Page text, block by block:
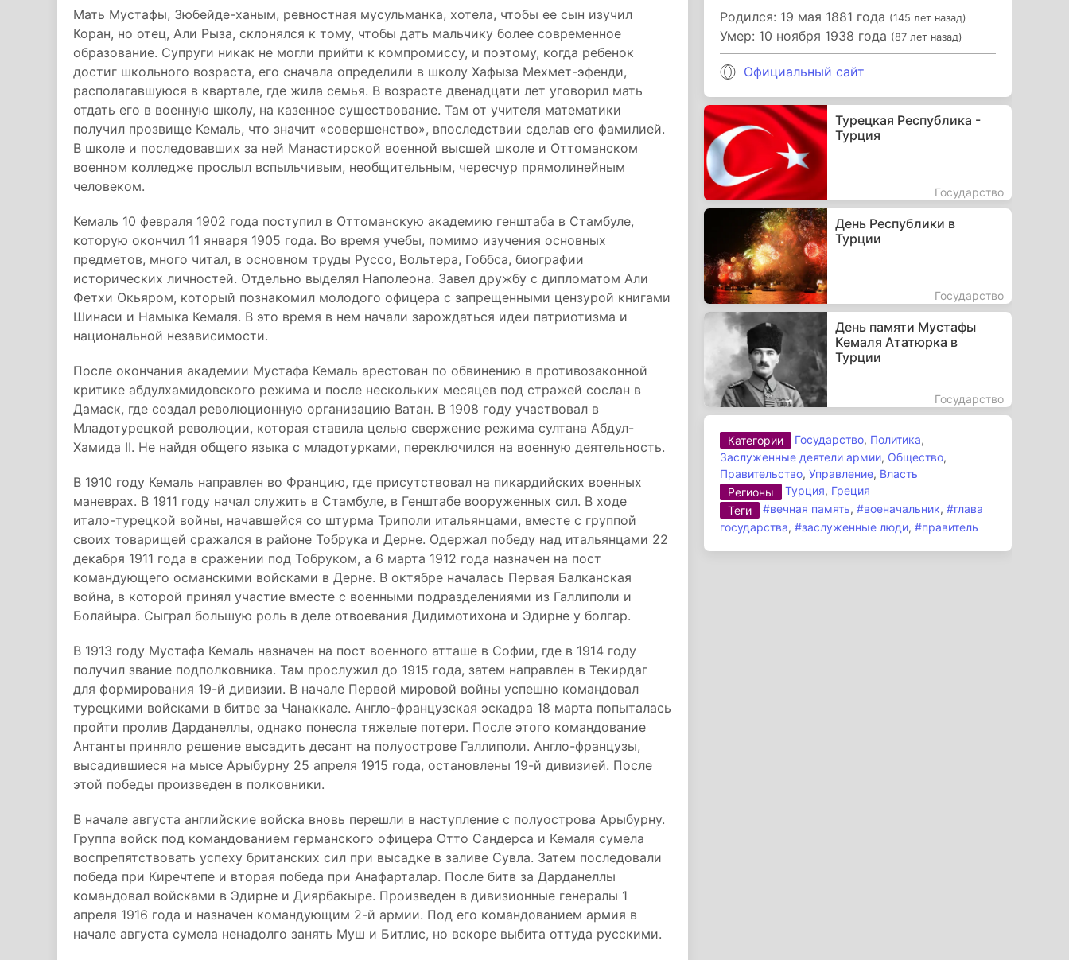
Мать Мустафы, Зюбейде-ханым, ревностная мусульманка, хотела, чтобы ее сын изучил
Коран, но отец, Али Рыза, склонялся к тому, чтобы дать мальчику более современное
образование. Супруги никак не могли прийти к компромиссу, и поэтому, когда ребенок
достиг школьного возраста, его сначала определили в школу Хафыза Мехмет-эфенди,
располагавшуюся в квартале, где жила семья. В возрасте двенадцати лет уговорил мать
отдать его в военную школу, на казенное существование. Там от учителя математики
получил прозвище Кемаль, что значит «совершенство», впоследствии сделав его фамилией.
В школе и последовавших за ней Манастирской военной высшей школе и Оттоманском
военном колледже прослыл вспыльчивым, необщительным, чересчур прямолинейным
человеком.
Кемаль 10 февраля 1902 года поступил в Оттоманскую академию генштаба в Стамбуле,
которую окончил 11 января 1905 года. Во время учебы, помимо изучения основных
предметов, много читал, в основном труды Руссо, Вольтера, Гоббса, биографии
исторических личностей. Отдельно выделял Наполеона. Завел дружбу с дипломатом Али
Фетхи Окьяром, который познакомил молодого офицера с запрещенными цензурой книгами
Шинаси и Намыка Кемаля. В это время в нем начали зарождаться идеи патриотизма и
национальной независимости.
После окончания академии Мустафа Кемаль арестован по обвинению в противозаконной
критике абдулхамидовского режима и после нескольких месяцев под стражей сослан в
Дамаск, где создал революционную организацию Ватан. В 1908 году участвовал в
Младотурецкой революции, которая ставила целью свержение режима султана Абдул-
Хамида II. Не найдя общего языка с младотурками, переключился на военную деятельность.
В 1910 году Кемаль направлен во Францию, где присутствовал на пикардийских военных
маневрах. В 1911 году начал служить в Стамбуле, в Генштабе вооруженных сил. В ходе
итало-турецкой войны, начавшейся со штурма Триполи итальянцами, вместе с группой
своих товарищей сражался в районе Тобрука и Дерне. Одержал победу над итальянцами 22
декабря 1911 года в сражении под Тобруком, а 6 марта 1912 года назначен на пост
командующего османскими войсками в Дерне. В октябре началась Первая Балканская
война, в которой принял участие вместе с военными подразделениями из Галлиполи и
Болайыра. Сыграл большую роль в деле отвоевания Дидимотихона и Эдирне у болгар.
В 1913 году Мустафа Кемаль назначен на пост военного атташе в Софии, где в 1914 году
получил звание подполковника. Там прослужил до 1915 года, затем направлен в Текирдаг
для формирования 19-й дивизии. В начале Первой мировой войны успешно командовал
турецкими войсками в битве за Чанаккале. Англо-французская эскадра 18 марта попыталась
пройти пролив Дарданеллы, однако понесла тяжелые потери. После этого командование
Антанты приняло решение высадить десант на полуострове Галлиполи. Англо-французы,
высадившиеся на мысе Арыбурну 25 апреля 1915 года, остановлены 19-й дивизией. После
этой победы произведен в полковники.
В начале августа английские войска вновь перешли в наступление с полуострова Арыбурну.
Группа войск под командованием германского офицера Отто Сандерса и Кемаля сумела
воспрепятствовать успеху британских сил при высадке в заливе Сувла. Затем последовали
победа при Киречтепе и вторая победа при Анафарталар. После битв за Дарданеллы
командовал войсками в Эдирне и Диярбакыре. Произведен в дивизионные генералы 1
апреля 1916 года и назначен командующим 2-й армии. Под его командованием армия в
начале августа сумела ненадолго занять Муш и Битлис, но вскоре выбита оттуда русскими.
Родился: 19 мая 1881 года (145 лет назад)
Умер: 10 ноября 1938 года (87 лет назад)
Официальный сайт
Турецкая Республика -
Турция
Государство
День Республики в
Турции
Государство
День памяти Мустафы
Кемаля Ататюрка в
Турции
Государство
Категории Государство, Политика,
Заслуженные деятели армии, Общество,
Правительство,Управление, Власть
Регионы
Турция, Греция
Теги
#вечная память,#военачальник,#глава
государства,#заслуженные люди,#правитель